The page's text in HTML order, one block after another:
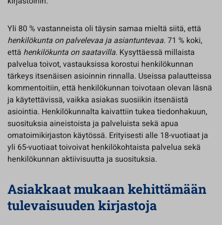
Yli 80 % vastanneista oli täysin samaa mieltä siitä, että
henkilökunta on palvelevaa ja asiantuntevaa. 71 % koki,
että henkilökunta on saatavilla. Kysyttäessä millaista
palvelua toivot, vastauksissa korostui henkilökunnan
tärkeys itsenäisen asioinnin rinnalla. Useissa palautteissa
kommentoitiin, että henkilökunnan toivotaan olevan läsnä
ja käytettävissä, vaikka asiakas suosiikin itsenäistä
asiointia. Henkilökunnalta kaivattiin tukea tiedonhakuun,
suosituksia aineistoista ja palveluista sekä apua
omatoimikirjaston käytössä. Erityisesti alle 18-vuotiaat ja
yli 65-vuotiaat toivoivat henkilökohtaista palvelua sekä
henkilökunnan aktiivisuutta ja suosituksia.
Asiakkaat mukaan kehittämään
tulevaisuuden kirjastoja